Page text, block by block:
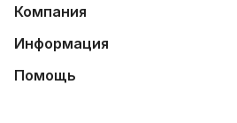
Компания
Информация
Помощь